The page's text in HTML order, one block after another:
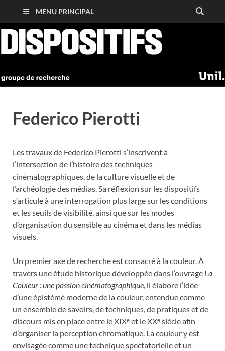
MENU PRINCIPAL
Federico Pierotti
Les travaux de Federico Pierotti s’inscrivent à
l’intersection de l’histoire des techniques
cinématographiques, de la culture visuelle et de
l’archéologie des médias. Sa réflexion sur les dispositifs
s’articule à une interrogation plus large sur les conditions
et les seuils de visibilité, ainsi que sur les modes
d’organisation du sensible au cinéma et dans les médias
visuels.
Un premier axe de recherche est consacré à la couleur. À
travers une étude historique développée dans l’ouvrage La
Couleur : une passion cinématographique, il élabore l’idée
d’une épistémè moderne de la couleur, entendue comme
un ensemble de savoirs, de techniques, de pratiques et de
discours mis en place entre le XIXᵉ et le XXᵉ siècle afin
d’organiser la perception chromatique. La couleur y est
envisagée comme une technique spectatorielle et un